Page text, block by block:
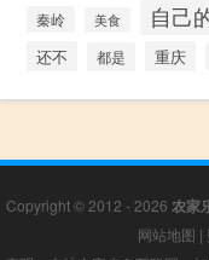
秦岭 美食 自己
还不 都是 重庆
Copyright © 2012 - 2026 农家
网站地图 |